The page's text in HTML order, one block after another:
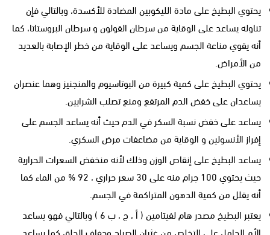
يحتوي البطيخ على مادة الليكوبين المضادة للأكسدة، وبالتالي فإن
تناوله يساعد على الوقاية من سرطان القولون و سرطان البروستاتا، كما
أنه يقوي مناعة الجسم ويساعد على الوقاية من خطر الإصابة بالعديد
من الأمراض.
يحتوي البطيخ على كمية كبيرة من البوتاسيوم والمنجنيز وهما عنصران
يساعدان على خفض الدم المرتفع ومنع تصلب الشرايين.
يساعد على خفض نسبة السكر في الدم حيث أنه يساعد الجسم على
إفراز الأنسولين و الوقاية من مضاعفات مرض السكري.
يساعد البطيخ على إنقاص الوزن وذلك لأنه منخفض السعرات الحرارية
حيث يحتوي 100 جرام منه على 30 سعر حراري ، 92 % من الماء كما
أنه يقلل من كمية الدهون المتراكمة في الجسم.
يعتبر البطيخ مصدر هام لفيتامين ( أ ، ج ، ب 6 ) وبالتالي فهو يساعد